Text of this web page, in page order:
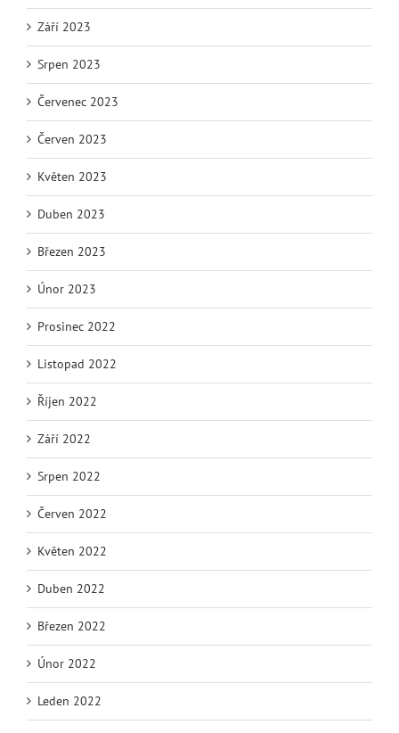
Září 2023
Srpen 2023
Červenec 2023
Červen 2023
Květen 2023
Duben 2023
Březen 2023
Únor 2023
Prosinec 2022
Listopad 2022
Říjen 2022
Září 2022
Srpen 2022
Červen 2022
Květen 2022
Duben 2022
Březen 2022
Únor 2022
Leden 2022